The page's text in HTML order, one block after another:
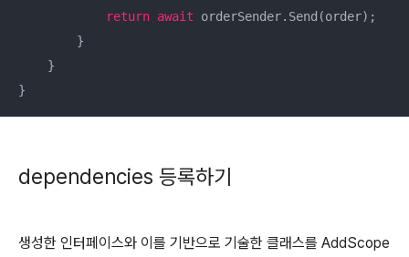
return await orderSender.Send(order);
        }
    }
}
dependencies 등록하기
생성한 인터페이스와 이를 기반으로 기술한 클래스를 AddScope